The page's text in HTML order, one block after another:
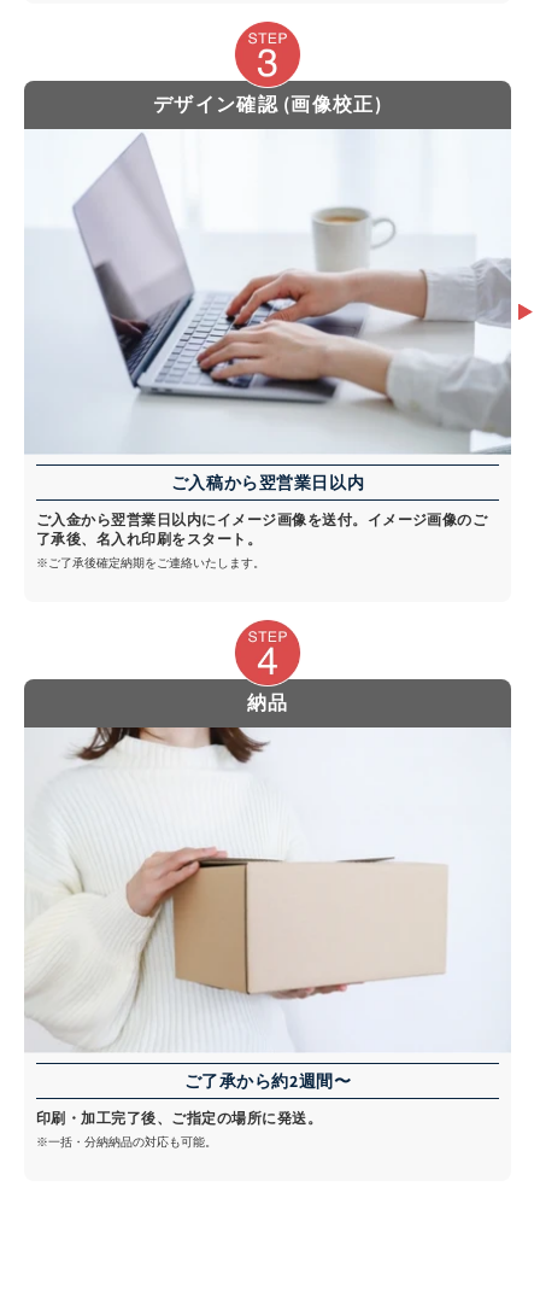
デザイン確認 (画像校正)
ご入稿から翌営業日以内
ご入金から翌営業日以内にイメージ画像を送付。イメージ画像のご
了承後、名入れ印刷をスタート。
※ご了承後確定納期をご連絡いたします。
納品
ご了承から約2週間〜
印刷・加工完了後、ご指定の場所に発送。
※一括・分納納品の対応も可能。